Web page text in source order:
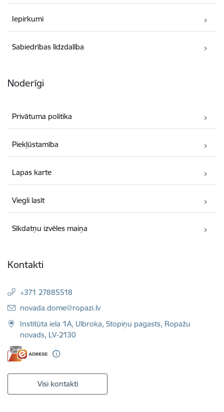
Iepirkumi
Sabiedrības līdzdalība
Noderīgi
Privātuma politika
Piekļūstamība
Lapas karte
Viegli lasīt
Sīkdatņu izvēles maiņa
Kontakti
+371 27885518
E-pasts:
novada.dome@ropazi.lv
Institūta iela 1A, Ulbroka, Stopiņu pagasts, Ropažu
novads, LV-2130
Visi kontakti